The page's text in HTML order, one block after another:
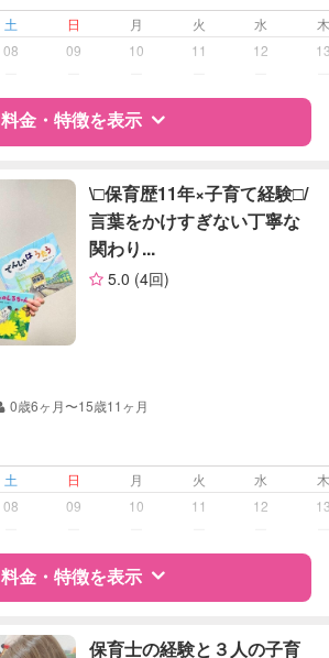
病児、病後児、ともに不可
音楽レッスン
絵・工作レッスン
対応可能
土 日 月 火 水
08 09 10 11 12
料金・特徴を表示
レビュー
自治体届出済ベビーシッター
子育て経験
対応可否は個別に相談
絵・工作レッスン
\□︎保育歴11年×子育て経験□︎/
言葉をかけすぎない丁寧な
関わり...
5.0 (4回)
0歳6ヶ月〜15歳11ヶ月
土 日 月 火 水
08 09 10 11 12
料金・特徴を表示
レビュー
保育士の経験と３人の子育